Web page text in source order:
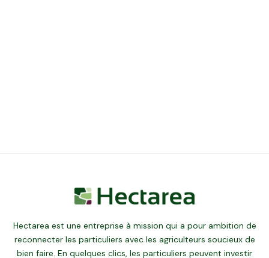
Hectarea est une entreprise à mission qui a pour ambition de
reconnecter les particuliers avec les agriculteurs soucieux de
bien faire. En quelques clics, les particuliers peuvent investir